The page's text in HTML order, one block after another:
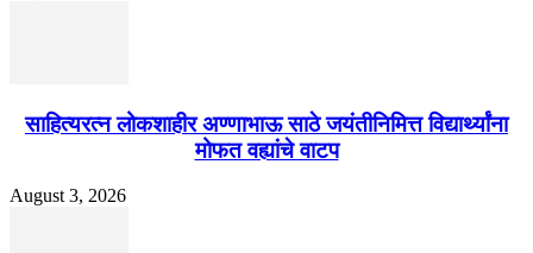
साहित्यरत्न लोकशाहीर अण्णाभाऊ साठे जयंतीनिमित्त विद्यार्थ्यांना
मोफत वह्यांचे वाटप
August 3, 2026